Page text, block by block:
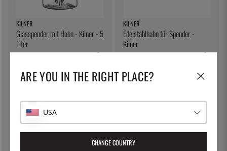
KILNER
Glasspender mit Hahn - Kilner - 5
Liter
KILNER
Edelstahlhahn für Spender -
Kilner
ARE YOU IN THE RIGHT PLACE?
USA
CHANGE COUNTRY